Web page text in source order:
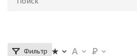
Фильтр